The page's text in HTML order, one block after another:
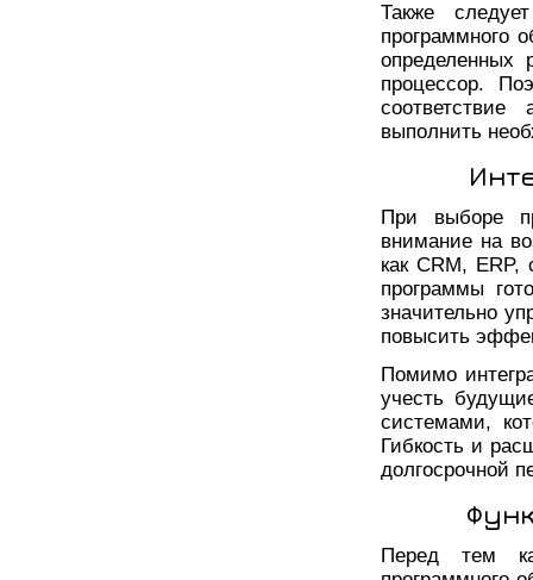
Также
программного
определенных
процессор.
выполнить
При выборе
внимание на
как CRM,
программы
значительно
повысить
Помимо
учесть
системами,
Гибкость и
долгосрочной
Перед тем